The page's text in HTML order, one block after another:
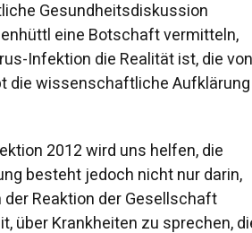
Gesundheitsdiskussion
eine Botschaft vermitteln,
Infektion die Realität ist, die von
die wissenschaftliche Aufklärung
2012 wird uns helfen, die
besteht jedoch nicht nur darin,
Reaktion der Gesellschaft
über Krankheiten zu sprechen,